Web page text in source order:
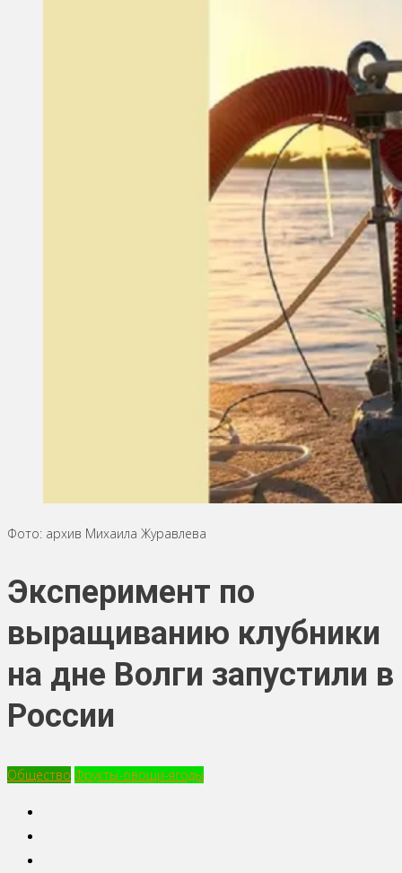
Фото: архив Михаила Журавлева
Эксперимент по
выращиванию клубники
на дне Волги запустили в
России
Общество Фрукты-овощи-ягоды